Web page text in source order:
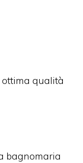
qualità
bagnomaria